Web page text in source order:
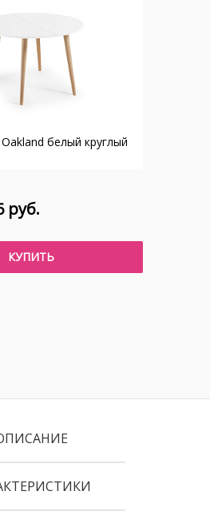
белый круглый
руб.
КУПИТЬ